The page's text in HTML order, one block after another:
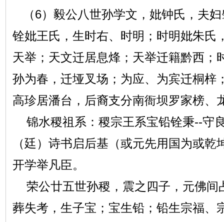
（6）毅公八世孙学文，妣钟氏，夫
铨妣王氏，生时右、时明；时明妣朱氏
天举；天文迁居息烽；天举迁籍黔西；
孙为春，迁垭叉场；为应、为宾迁桐梓
高珍居潘台，后裔支分南衙坝罗家榜、
锦水稷祖系：稷宗王系宝铅铨秉--守
（廷）诗书启后基（或元先用国为或
开学举凡臣。
荣公廿五世孙稷，震之四子，元佛间
葬失考，生子宝；宝生铅；铅生宗福、